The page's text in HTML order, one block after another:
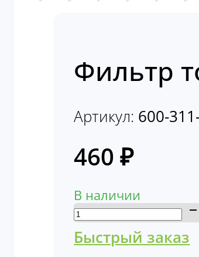
Фильтр
Артикул: 600-
460₽
В наличии
Количество
товара
Фильтр
Быстрый заказ